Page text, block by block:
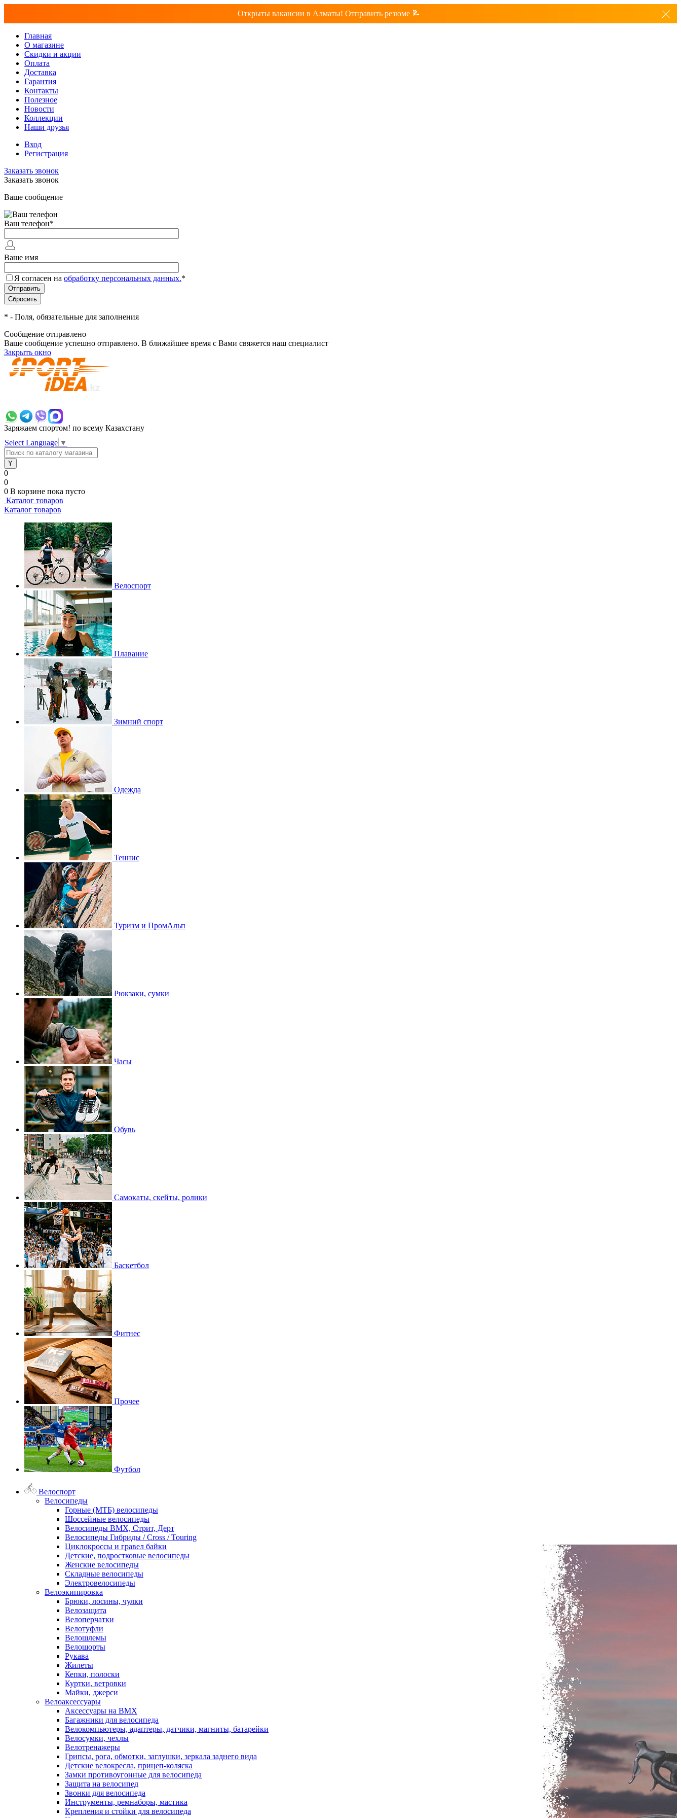
Открыты вакансии в Алматы! Отправить резюме 📝
Главная
О магазине
Скидки и акции
Оплата
Доставка
Гарантия
Контакты
Полезное
Новости
Коллекции
Наши друзья
Вход
Регистрация
Заказать звонок
Заказать звонок
Ваше сообщение
Ваш телефон*
Ваше имя
Я согласен на обработку персональных данных.*
* - Поля, обязательные для заполнения
Сообщение отправлено
Ваше сообщение успешно отправлено. В ближайшее время с Вами свяжется наш специалист
Закрыть окно
Заряжаем спортом! по всему Казахстану
Select Language ▼
0
0
0 В корзине пока пусто
Каталог товаров
Каталог товаров
Велоспорт
Плавание
Зимний спорт
Одежда
Теннис
Туризм и ПромАльп
Рюкзаки, сумки
Часы
Обувь
Самокаты, скейты, ролики
Баскетбол
Фитнес
Прочее
Футбол
Велоспорт
Велосипеды
Горные (МТБ) велосипеды
Шоссейные велосипеды
Велосипеды BMX, Стрит, Дерт
Велосипеды Гибриды / Cross / Touring
Циклокроссы и гравел байки
Детские, подростковые велосипеды
Женские велосипеды
Складные велосипеды
Электровелосипеды
Велоэкипировка
Брюки, лосины, чулки
Велозащита
Велоперчатки
Велотуфли
Велошлемы
Велошорты
Рукава
Жилеты
Кепки, полоски
Куртки, ветровки
Майки, джерси
Велоаксессуары
Аксессуары на BMX
Багажники для велосипеда
Велокомпьютеры, адаптеры, датчики, магниты, батарейки
Велосумки, чехлы
Велотренажеры
Грипсы, рога, обмотки, заглушки, зеркала заднего вида
Детские велокресла, прицеп-коляска
Замки противоугонные для велосипеда
Защита на велосипед
Звонки для велосипеда
Инструменты, ремнаборы, мастика
Крепления и стойки для велосипеда